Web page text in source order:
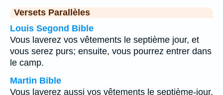
Versets Parallèles
Louis Segond Bible
Vous laverez vos vêtements le septième jour, et
vous serez purs; ensuite, vous pourrez entrer dans
le camp.
Martin Bible
Vous laverez aussi vos vêtements le septième-jour,